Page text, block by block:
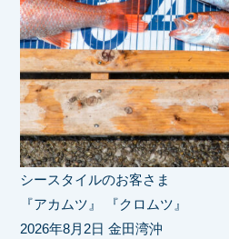
シースタイルのお客さま
『アカムツ』 『クロムツ』
2026年8月2日 金田湾沖